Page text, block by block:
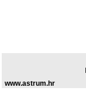
www.astrum.hr